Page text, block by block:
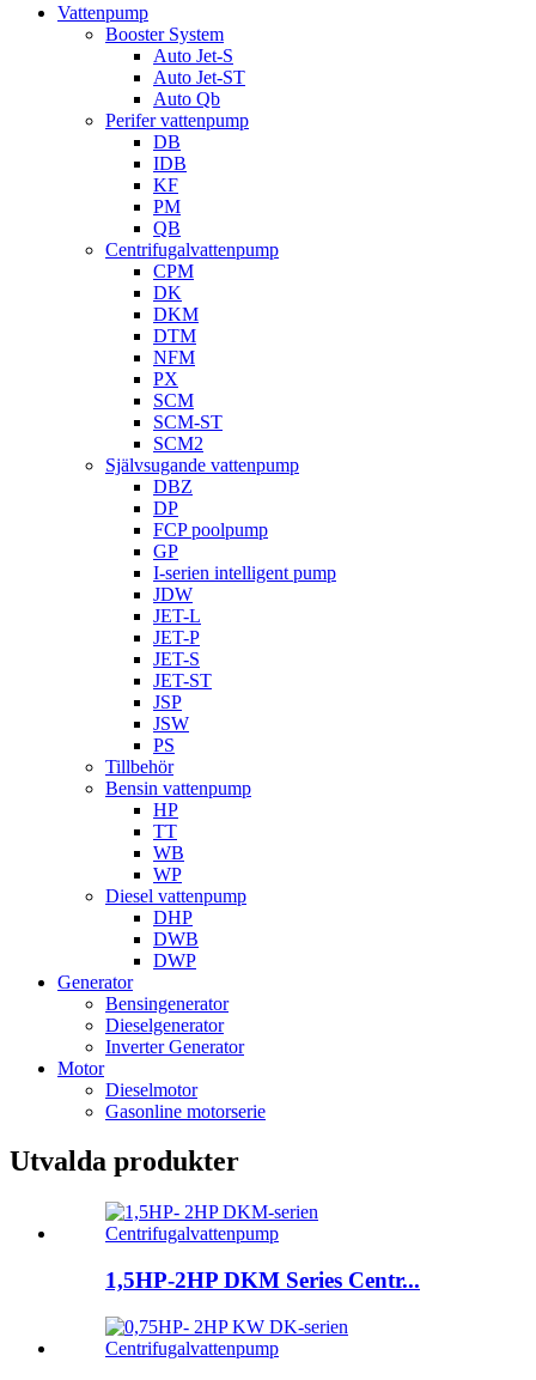
Vattenpump
Booster System
Auto Jet-S
Auto Jet-ST
Auto Qb
Perifer vattenpump
DB
IDB
KF
PM
QB
Centrifugalvattenpump
CPM
DK
DKM
DTM
NFM
PX
SCM
SCM-ST
SCM2
Självsugande vattenpump
DBZ
DP
FCP poolpump
GP
I-serien intelligent pump
JDW
JET-L
JET-P
JET-S
JET-ST
JSP
JSW
PS
Tillbehör
Bensin vattenpump
HP
TT
WB
WP
Diesel vattenpump
DHP
DWB
DWP
Generator
Bensingenerator
Dieselgenerator
Inverter Generator
Motor
Dieselmotor
Gasonline motorserie
Utvalda produkter
1,5HP-2HP DKM Series Centr...